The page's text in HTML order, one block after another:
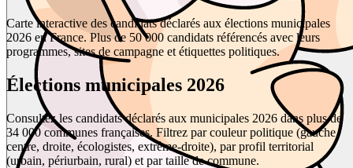
Carte interactive des candidats déclarés aux élections municipales
2026 en France. Plus de 50 000 candidats référencés avec leurs
programmes, sites de campagne et étiquettes politiques.
Élections municipales 2026
Consultez les candidats déclarés aux municipales 2026 dans plus de
34 000 communes françaises. Filtrez par couleur politique (gauche,
centre, droite, écologistes, extrême-droite), par profil territorial
(urbain, périurbain, rural) et par taille de commune.